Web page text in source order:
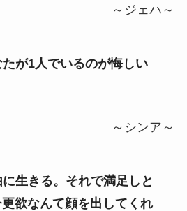
～ジェハ～
が1人でいるのが悔しい
～シンア～
生きる。それで満足しと
欲なんて顔を出してくれ